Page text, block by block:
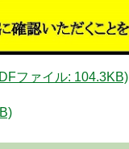
ファイル: 104.3KB)